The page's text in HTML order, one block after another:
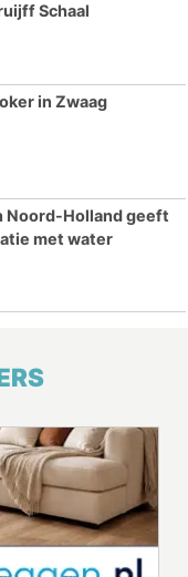
Schaal
in Zwaag
Noord-Holland geeft
met water